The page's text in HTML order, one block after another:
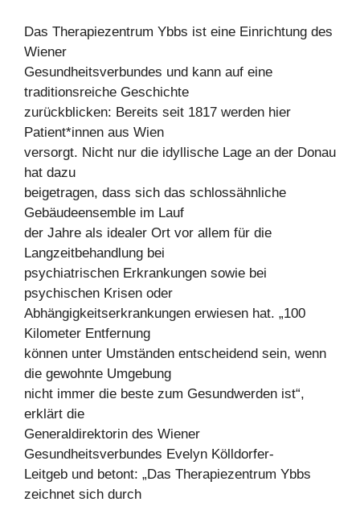
Das Therapiezentrum Ybbs ist eine Einrichtung des
Wiener
Gesundheitsverbundes und kann auf eine
traditionsreiche Geschichte
zurückblicken: Bereits seit 1817 werden hier
Patient*innen aus Wien
versorgt. Nicht nur die idyllische Lage an der Donau
hat dazu
beigetragen, dass sich das schlossähnliche
Gebäudeensemble im Lauf
der Jahre als idealer Ort vor allem für die
Langzeitbehandlung bei
psychiatrischen Erkrankungen sowie bei
psychischen Krisen oder
Abhängigkeitserkrankungen erwiesen hat. „100
Kilometer Entfernung
können unter Umständen entscheidend sein, wenn
die gewohnte Umgebung
nicht immer die beste zum Gesundwerden ist“,
erklärt die
Generaldirektorin des Wiener
Gesundheitsverbundes Evelyn Kölldorfer-
Leitgeb und betont: „Das Therapiezentrum Ybbs
zeichnet sich durch